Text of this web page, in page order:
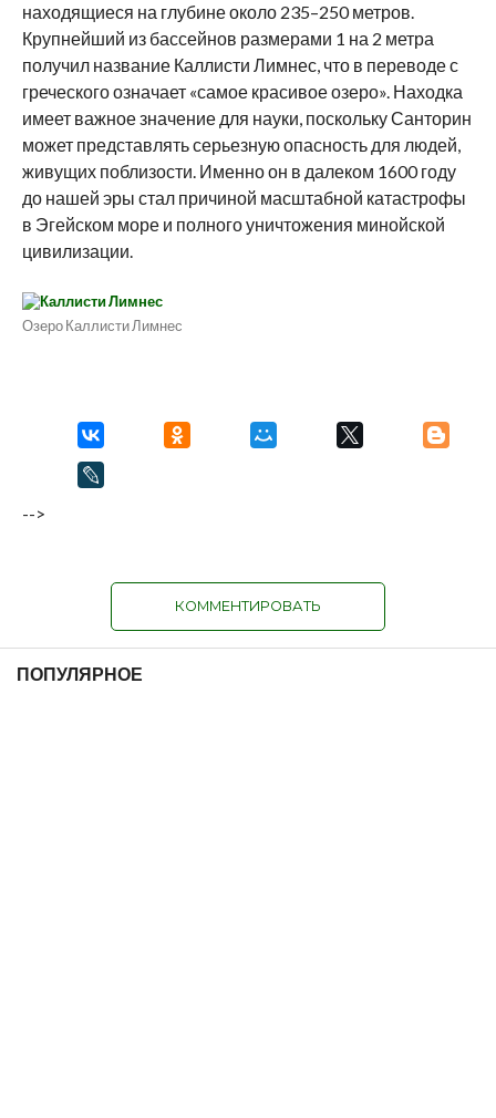
находящиеся на глубине около 235–250 метров.
Крупнейший из бассейнов размерами 1 на 2 метра
получил название Каллисти Лимнес, что в переводе с
греческого означает «самое красивое озеро». Находка
имеет важное значение для науки, поскольку Санторин
может представлять серьезную опасность для людей,
живущих поблизости. Именно он в далеком 1600 году
до нашей эры стал причиной масштабной катастрофы
в Эгейском море и полного уничтожения минойской
цивилизации.
Озеро Каллисти Лимнес
-->
КОММЕНТИРОВАТЬ
ПОПУЛЯРНОЕ